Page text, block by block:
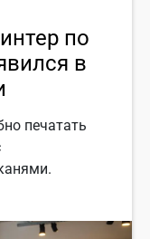
по
в
печатать